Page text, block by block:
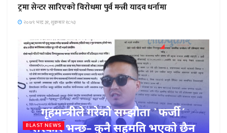
ट्रमा सेन्टर सारिएकाे विराेधमा पुर्व मन्त्री यादव धर्नामा
२०७९ भाद्र ३१, शुक्रबार १८:५३
BLAST NEWS